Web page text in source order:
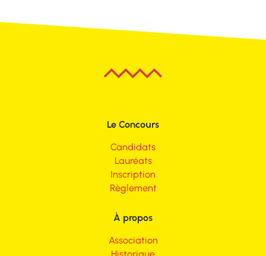
Le Concours
Candidats
Lauréats
Inscription
Règlement
À propos
Association